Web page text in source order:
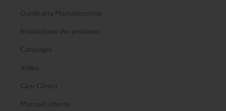
Guide alla Manutenzione
Risoluzione dei problemi
Cataloghi
Video
Casi Clinici
Manuali Utente